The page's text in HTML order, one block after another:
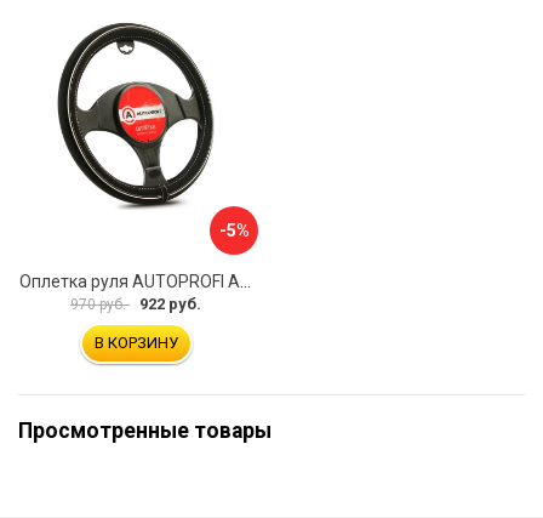
-5%
970 руб. 922 руб.
В КОРЗИНУ
Просмотренные товары